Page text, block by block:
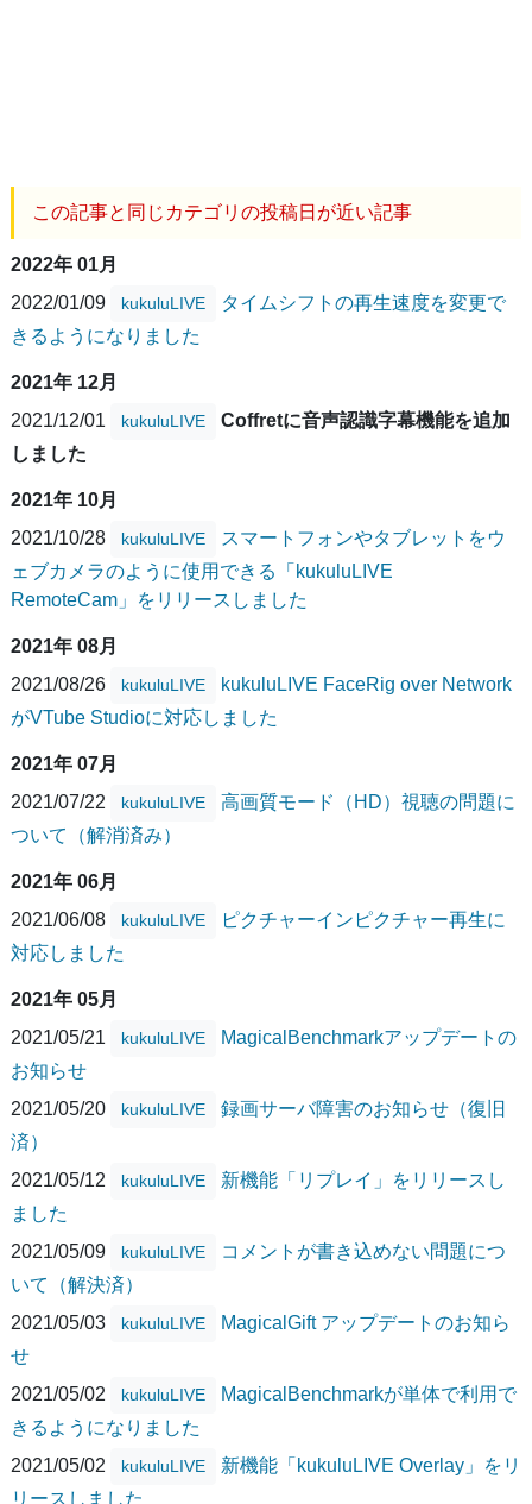
この記事と同じカテゴリの投稿日が近い記事
2022年 01月
2022/01/09
kukuluLIVE
タイムシフトの再生速度を変更で
きるようになりました
2021年 12月
2021/12/01
kukuluLIVE
Coffretに音声認識字幕機能を追加
しました
2021年 10月
2021/10/28
kukuluLIVE
スマートフォンやタブレットをウ
ェブカメラのように使用できる「kukuluLIVE
RemoteCam」をリリースしました
2021年 08月
2021/08/26
kukuluLIVE
kukuluLIVE FaceRig over Network
がVTube Studioに対応しました
2021年 07月
2021/07/22
kukuluLIVE
高画質モード（HD）視聴の問題に
ついて（解消済み）
2021年 06月
2021/06/08
kukuluLIVE
ピクチャーインピクチャー再生に
対応しました
2021年 05月
2021/05/21
kukuluLIVE
MagicalBenchmarkアップデートの
お知らせ
2021/05/20
kukuluLIVE
録画サーバ障害のお知らせ（復旧
済）
2021/05/12
kukuluLIVE
新機能「リプレイ」をリリースし
ました
2021/05/09
kukuluLIVE
コメントが書き込めない問題につ
いて（解決済）
2021/05/03
kukuluLIVE
MagicalGift アップデートのお知ら
せ
2021/05/02
kukuluLIVE
MagicalBenchmarkが単体で利用で
きるようになりました
2021/05/02
kukuluLIVE
新機能「kukuluLIVE Overlay」をリ
リースしました